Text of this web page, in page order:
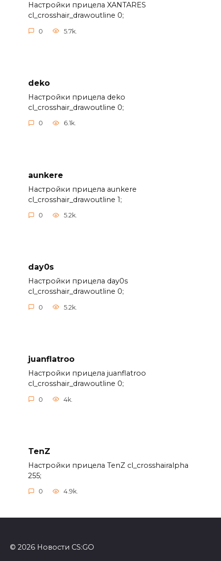
Настройки прицела XANTARES
cl_crosshair_drawoutline 0;
0 5.7k.
deko
Настройки прицела deko
cl_crosshair_drawoutline 0;
0 6.1k.
aunkere
Настройки прицела aunkere
cl_crosshair_drawoutline 1;
0 5.2k.
day0s
Настройки прицела day0s
cl_crosshair_drawoutline 0;
0 5.2k.
juanflatroo
Настройки прицела juanflatroo
cl_crosshair_drawoutline 0;
0 4k.
TenZ
Настройки прицела TenZ cl_crosshairalpha
255;
0 4.9k.
© 2026 Новости CS:GO